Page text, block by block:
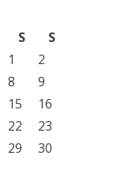
S
S
1
2
8
9
15
16
22
23
29
30